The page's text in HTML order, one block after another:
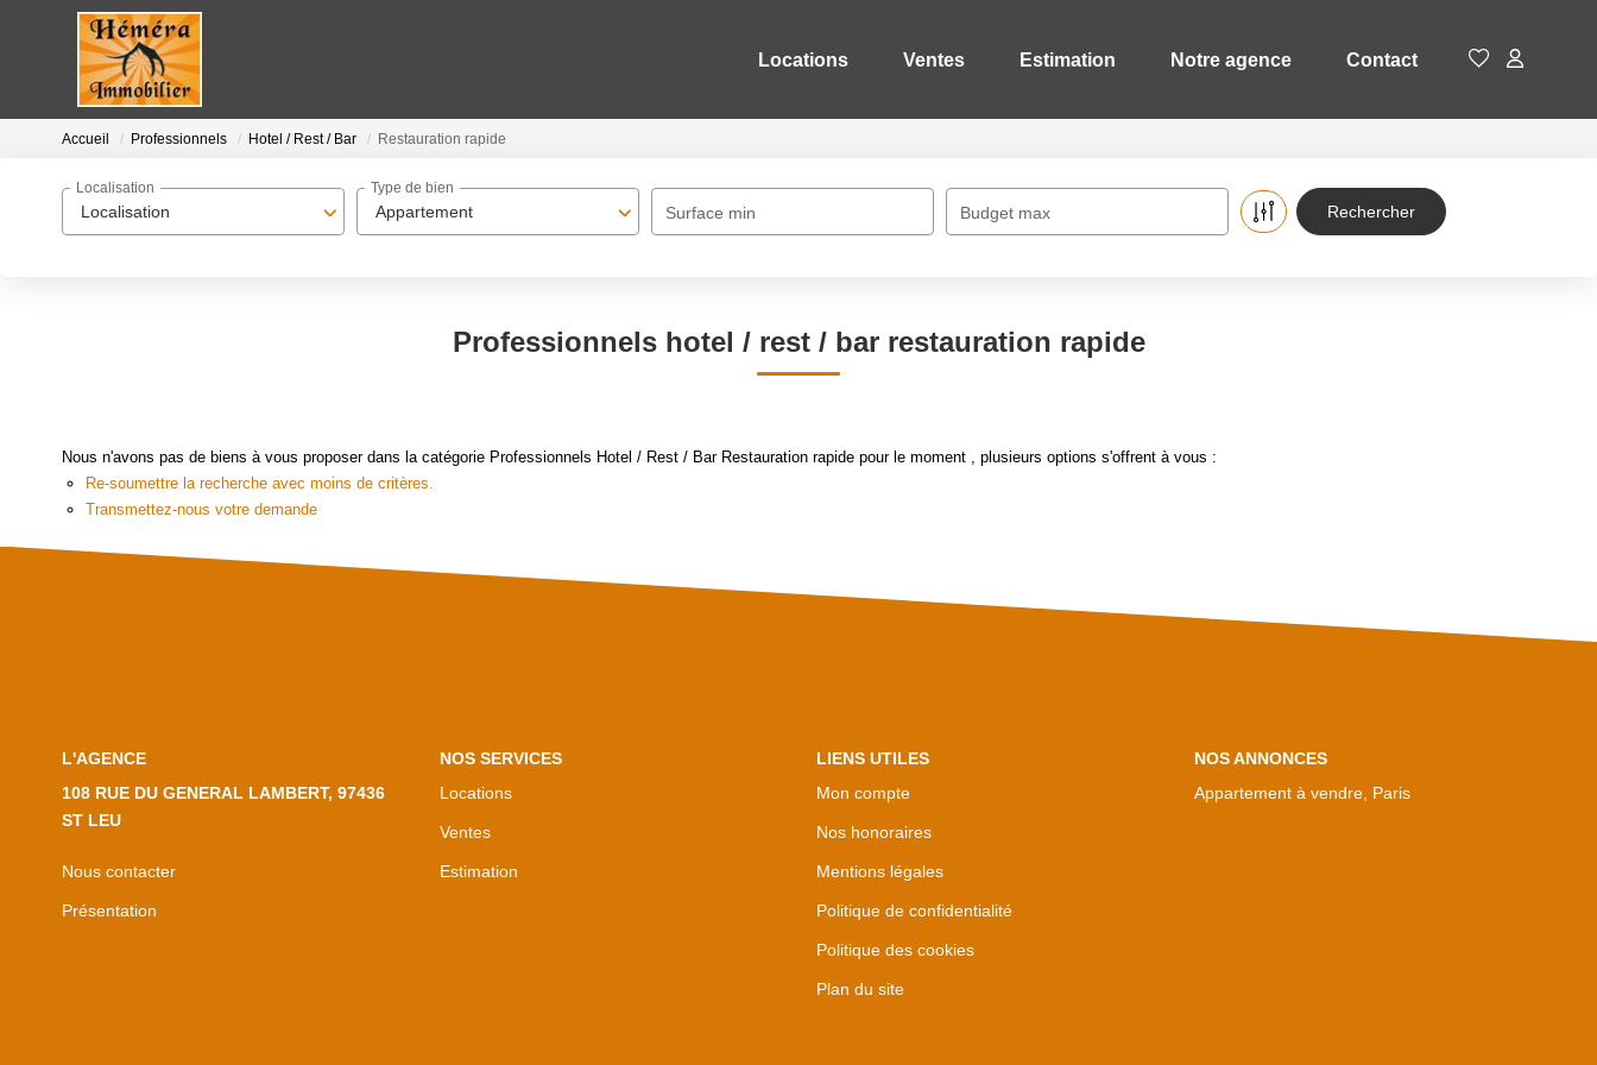
Locations Ventes Estimation Notre agence Contact
Accueil Professionnels Hotel / Rest / Bar Restauration rapide
Localisation
Localisation
Appartement
Type de bien
Surface min Budget max
Professionnels hotel / rest / bar restauration rapide
Nous n'avons pas de biens à vous proposer dans la catégorie Professionnels Hotel / Rest / Bar Restauration rapide pour le moment , plusieurs options s'offrent à vous :
Re-soumettre la recherche avec moins de critères.
Transmettez-nous votre demande
L'AGENCE
108 RUE DU GENERAL LAMBERT, 97436
ST LEU
Nous contacter
Présentation
NOS SERVICES
Locations
Ventes
Estimation
LIENS UTILES
Mon compte
Nos honoraires
Mentions légales
Politique de confidentialité
Politique des cookies
Plan du site
NOS ANNONCES
Appartement à vendre, Paris